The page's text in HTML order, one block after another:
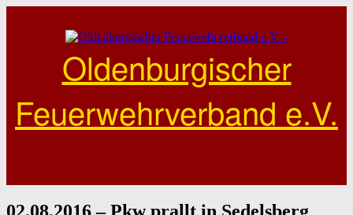
Oldenburgischer
Feuerwehrverband e.V.